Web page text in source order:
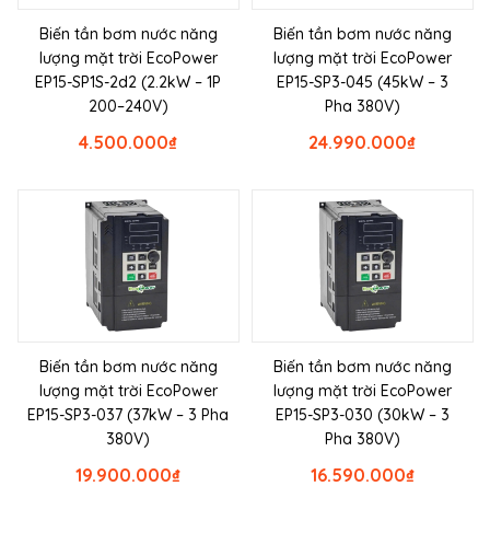
Biến tần bơm nước năng
lượng mặt trời EcoPower
EP15-SP1S-2d2 (2.2kW – 1P
200–240V)
₫
4.500.000
Biến tần bơm nước năng
lượng mặt trời EcoPower
EP15-SP3-045 (45kW – 3
Pha 380V)
₫
24.990.000
Biến tần bơm nước năng
lượng mặt trời EcoPower
EP15-SP3-037 (37kW – 3 Pha
380V)
₫
19.900.000
Biến tần bơm nước năng
lượng mặt trời EcoPower
EP15-SP3-030 (30kW – 3
Pha 380V)
₫
16.590.000